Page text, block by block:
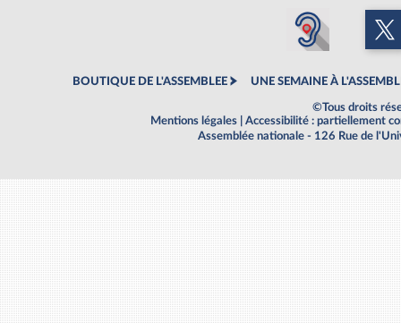
BOUTIQUE DE L'ASSEMBLEE UNE SEMAINE À
©Tous droits
Mentions légales
Accessibilité : partiellement
Assemblée nationale - 126 Rue de